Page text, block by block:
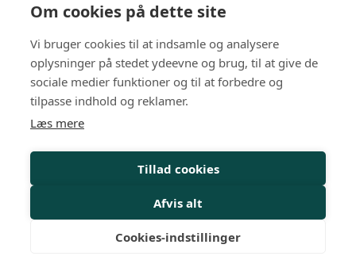
netværksbaserede organisation indenfor HR.
Privatlivspolitik
Arrangementer
Om cookies på dette site
Vi bruger cookies til at indsamle og analysere
oplysninger på stedet ydeevne og brug, til at give de
sociale medier funktioner og til at forbedre og
tilpasse indhold og reklamer.
Læs mere
Tillad cookies
Afvis alt
Cookies-indstillinger